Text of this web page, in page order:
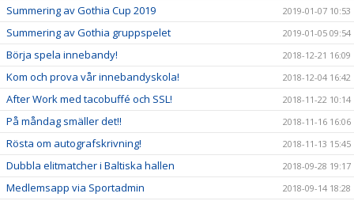
Summering av Gothia Cup 2019 2019-01-07 10:53
Summering av Gothia gruppspelet 2019-01-05 09:54
Börja spela innebandy! 2018-12-21 16:09
Kom och prova vår innebandyskola! 2018-12-04 16:42
After Work med tacobuffé och SSL! 2018-11-22 10:14
På måndag smäller det!! 2018-11-16 16:06
Rösta om autografskrivning! 2018-11-13 15:45
Dubbla elitmatcher i Baltiska hallen 2018-09-28 19:17
Medlemsapp via Sportadmin 2018-09-14 18:28